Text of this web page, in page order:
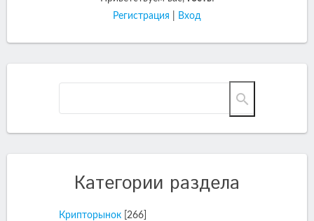
Регистрация
Вход
Категории раздела
Крипторынок [266]